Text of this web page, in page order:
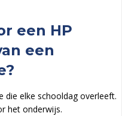
een HP
een
die elke schooldag overleeft.
het onderwijs.